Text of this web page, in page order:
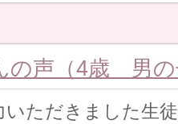
の声（4歳 男
いただきました生